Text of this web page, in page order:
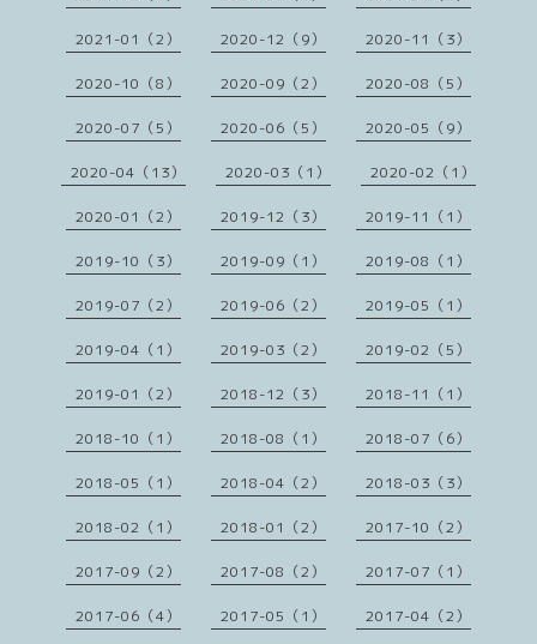
2021-01（2） 2020-12（9） 2020-11（3）
2020-10（8） 2020-09（2） 2020-08（5）
2020-07（5） 2020-06（5） 2020-05（9）
2020-04（13） 2020-03（1） 2020-02（1）
2020-01（2） 2019-12（3） 2019-11（1）
2019-10（3） 2019-09（1） 2019-08（1）
2019-07（2） 2019-06（2） 2019-05（1）
2019-04（1） 2019-03（2） 2019-02（5）
2019-01（2） 2018-12（3） 2018-11（1）
2018-10（1） 2018-08（1） 2018-07（6）
2018-05（1） 2018-04（2） 2018-03（3）
2018-02（1） 2018-01（2） 2017-10（2）
2017-09（2） 2017-08（2） 2017-07（1）
2017-06（4） 2017-05（1） 2017-04（2）